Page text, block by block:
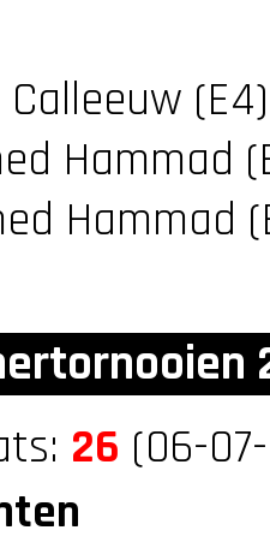
Calleeuw
Hammad
Hammad
26 (06-